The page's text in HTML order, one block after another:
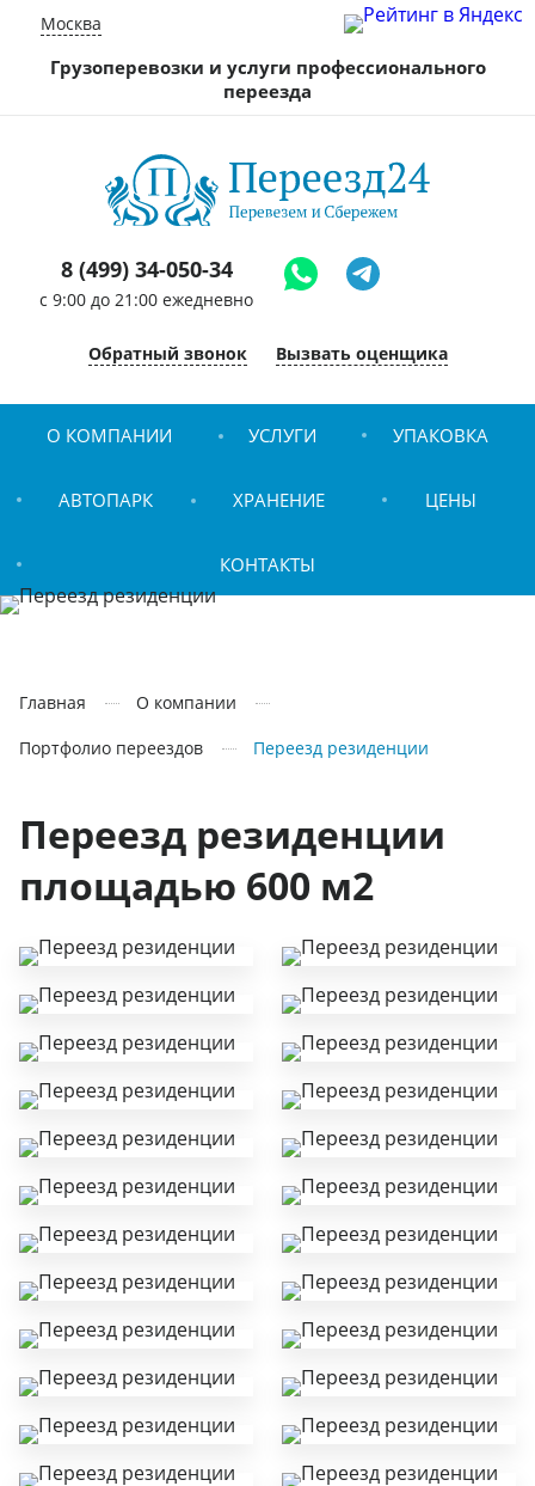
Москва
Грузоперевозки и услуги профессионального
переезда
8 (499) 34-050-34
c 9:00 до 21:00 ежедневно
Обратный звонок Вызвать оценщика
О КОМПАНИИ УСЛУГИ УПАКОВКА
АВТОПАРК ХРАНЕНИЕ ЦЕНЫ
КОНТАКТЫ
Главная
О компании
Портфолио переездов
Переезд резиденции
Переезд резиденции
площадью 600 м2